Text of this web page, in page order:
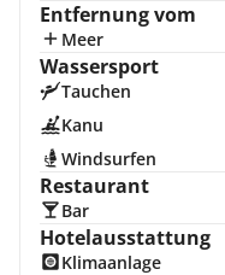
Entfernung vom
Meer
Wassersport
Tauchen
Kanu
Windsurfen
Restaurant
Bar
Hotelausstattung
Klimaanlage